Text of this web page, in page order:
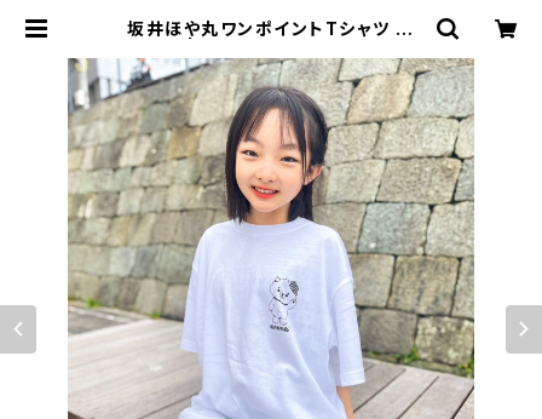
坂井ほや丸ワンポイントTシャツ 白
ORE